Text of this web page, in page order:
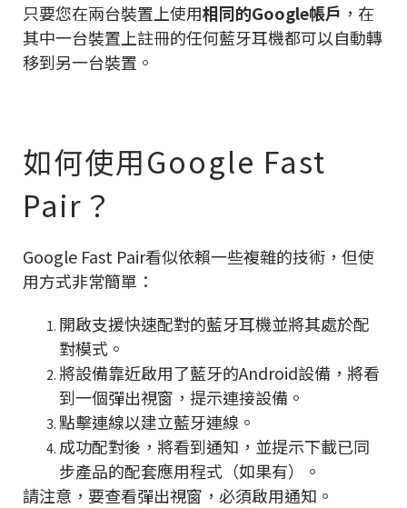
只要您在兩台裝置上使用相同的Google帳戶 ，在
其中一台裝置上註冊的任何藍牙耳機都可以自動轉
移到另一台裝置。
如何使用Google Fast
Pair？
Google Fast Pair看似依賴一些複雜的技術，但使
用方式非常簡單：
開啟支援快速配對的藍牙耳機並將其處於配
對模式。
將設備靠近啟用了藍牙的Android設備，將看
到一個彈出視窗，提示連接設備。
點擊連線以建立藍牙連線。
成功配對後，將看到通知，並提示下載已同
步產品的配套應用程式（如果有）。
請注意，要查看彈出視窗，必須啟用通知。